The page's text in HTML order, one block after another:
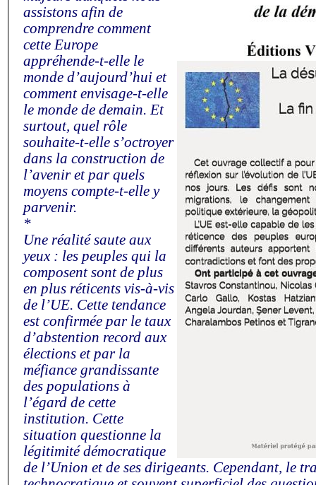
assistons afin de
comprendre comment
cette Europe
appréhende-t-elle le
monde d’aujourd’hui et
comment envisage-t-elle
le monde de demain. Et
surtout, quel rôle
souhaite-t-elle s’octroyer
dans la construction de
l’avenir et par quels
moyens compte-t-elle y
parvenir.
*
Une réalité saute aux
yeux : les peuples qui la
composent sont de plus
en plus réticents vis-à-vis
de l’UE. Cette tendance
est confirmée par le taux
d’abstention record aux
élections et par la
méfiance grandissante
des populations à
l’égard de cette
institution. Cette
situation questionne la
légitimité démocratique
de l’Union et de ses dirigeants. Cependant, le